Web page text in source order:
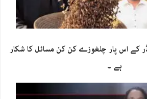
کے اس پار چلغوزے کن کن مسائل کا شکار
ہے ۔